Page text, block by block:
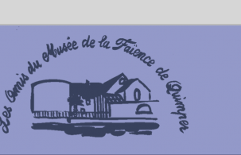
et de la Faïence